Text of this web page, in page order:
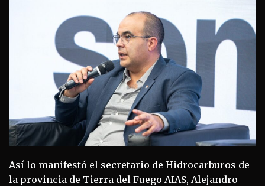
Así lo manifestó el secretario de Hidrocarburos de
la provincia de Tierra del Fuego AIAS, Alejandro